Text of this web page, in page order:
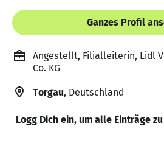
Ganzes Profil
Angestellt, Filialleiterin, Lidl
Co. KG
Torgau, Deutschland
Logg Dich ein, um alle Einträge